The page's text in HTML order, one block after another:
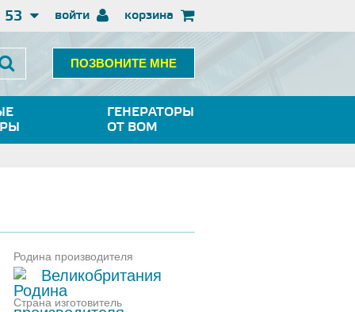
войти
53 корзина
ПОЗВОНИТЕ МНЕ
ГЕНЕРАТОРЫ
ОТ ВОМ
Родина производителя
Великобритания
Страна изготовитель